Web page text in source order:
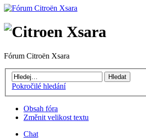
Fórum Citroën Xsara
Pokročilé hledání
Obsah fóra
Změnit velikost textu
Chat